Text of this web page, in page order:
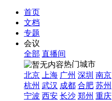
首页
文档
专题
会议
全部 直播间
热门城市
北京
上海 广州 深圳 南京
杭州 武汉 成都 合肥 苏州
宁波 西安 长沙 郑州 重庆